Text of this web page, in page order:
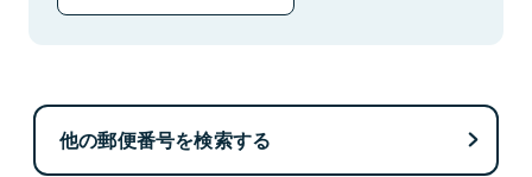
他の郵便番号を検索する